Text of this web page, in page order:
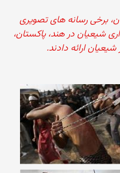
برخی رسانه های تصویری
شیعیان در هند، پاکستان،
ارائه دادند.